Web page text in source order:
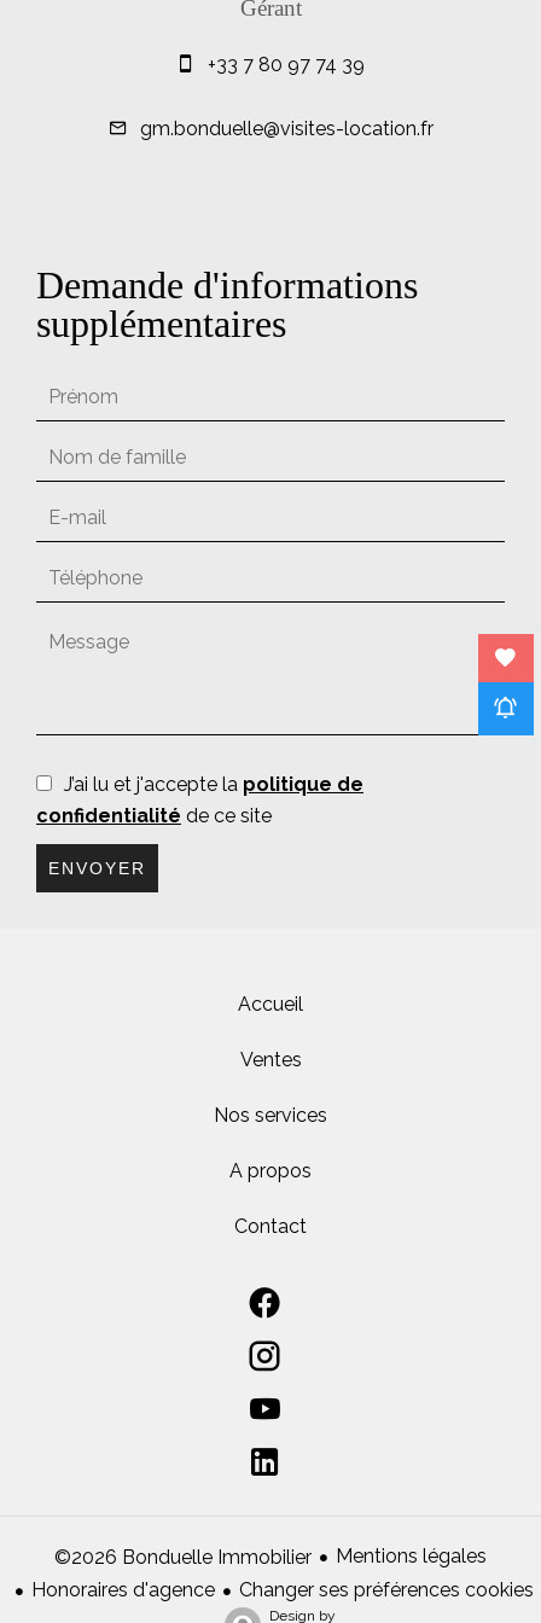
Gérant
+33 7 80 97 74 39
gm.bonduelle@visites-location.fr
Demande d'informations
supplémentaires
J’ai lu et j'accepte la politique de
confidentialité de ce site
ENVOYER
Accueil
Ventes
Nos services
A propos
Contact
©2026 Bonduelle Immobilier
Mentions légales
Honoraires d'agence
Changer ses préférences cookies
Design by